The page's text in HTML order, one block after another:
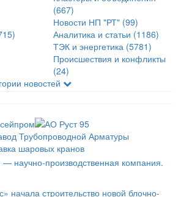
(667)
Новости НП "РТ" (99)
Аналитика и статьи (1186)
ТЭК и энергетика (5781)
Происшествия и конфликты
(24)
новостей